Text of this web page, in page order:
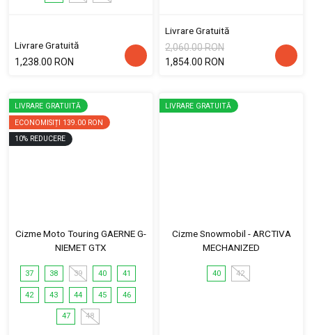
Livrare Gratuită
1,238.00 RON
Livrare Gratuită
2,060.00 RON
1,854.00 RON
LIVRARE GRATUITĂ
ECONOMISIȚI 139.00 RON
10% REDUCERE
Cizme Moto Touring GAERNE G-
NIEMET GTX
37 38 39 40 41
42 43 44 45 46
47 48
LIVRARE GRATUITĂ
Cizme Snowmobil - ARCTIVA
MECHANIZED
40 42